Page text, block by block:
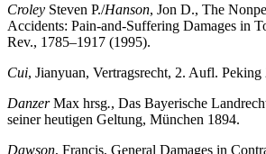
Croley Steven P./Hanson, Jon D., The
Accidents: Pain-and-Suffering Damages in
Rev., 1785–1917 (1995).
Cui, Jianyuan, Vertragsrecht, 2. Aufl. Peking
DanzerMax hrsg., Das Bayerische
seiner heutigen Geltung, München 1894.
Dawson, Francis, General Damages in